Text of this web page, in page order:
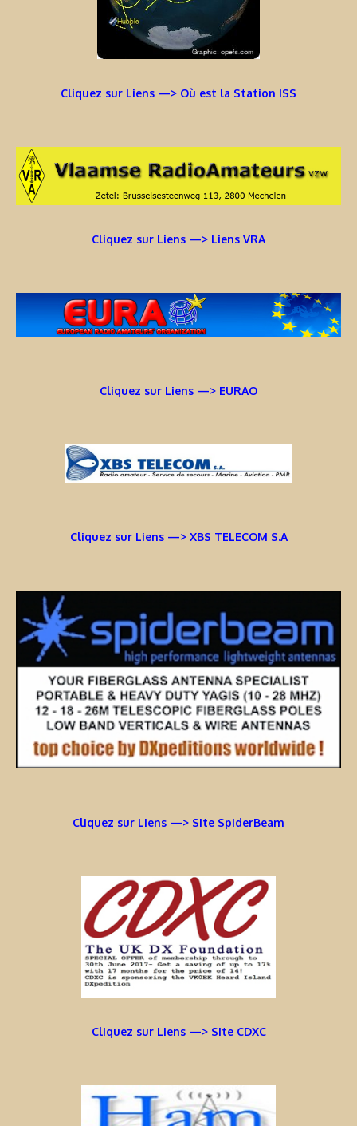
Cliquez sur Liens —> Où est la Station ISS
Cliquez sur Liens —> Liens VRA
Cliquez sur Liens —> EURAO
Cliquez sur Liens —> XBS TELECOM S.A
Cliquez sur Liens —> Site SpiderBeam
Cliquez sur Liens —> Site CDXC